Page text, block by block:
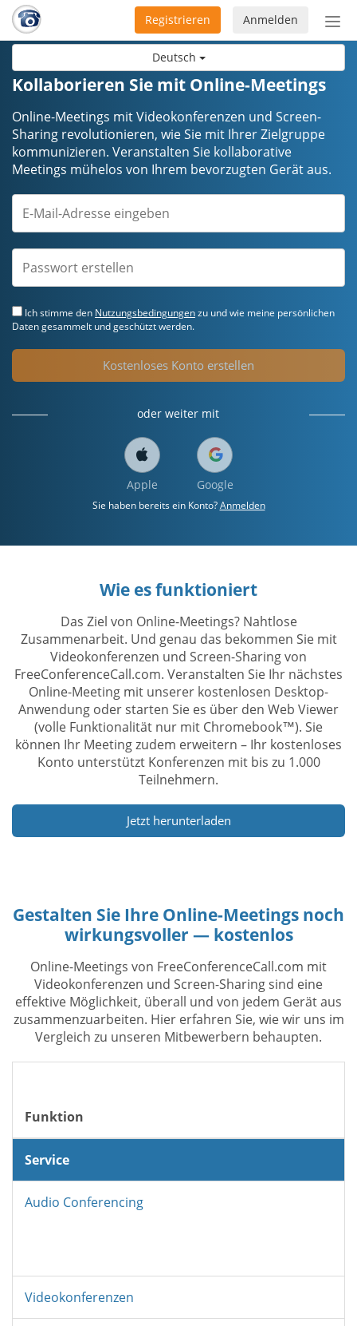
Deutsch
Anmelden
Registrieren
Kollaborieren Sie mit Online-Meetings
Online-Meetings mit Videokonferenzen und Screen-
Sharing revolutionieren, wie Sie mit Ihrer Zielgruppe
kommunizieren. Veranstalten Sie kollaborative
Meetings mühelos von Ihrem bevorzugten Gerät aus.
Ich stimme den Nutzungsbedingungenzu und wie meine persönlichen
Daten gesammelt und geschützt werden.
Kostenloses Konto erstellen
oder weiter mit
Apple Google
Sie haben bereits ein Konto?Anmelden
Wie es funktioniert
Das Ziel von Online-Meetings? Nahtlose
Zusammenarbeit. Und genau das bekommen Sie mit
Videokonferenzen und Screen-Sharing von
FreeConferenceCall.com. Veranstalten Sie Ihr nächstes
Online-Meeting mit unserer kostenlosen Desktop-
Anwendung oder starten Sie es über den Web Viewer
(volle Funktionalität nur mit Chromebook™). Sie
können Ihr Meeting zudem erweitern – Ihr kostenloses
Konto unterstützt Konferenzen mit bis zu 1.000
Teilnehmern.
Jetzt herunterladen
Gestalten Sie Ihre Online-Meetings noch
wirkungsvoller — kostenlos
Online-Meetings von FreeConferenceCall.com mit
Videokonferenzen und Screen-Sharing sind eine
effektive Möglichkeit, überall und von jedem Gerät aus
zusammenzuarbeiten. Hier erfahren Sie, wie wir uns im
Vergleich zu unseren Mitbewerbern behaupten.
Funktion
Service
Audio Conferencing
Videokonferenzen